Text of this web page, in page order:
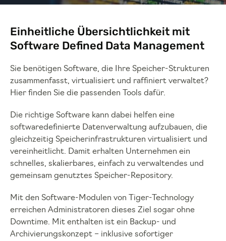
Einheitliche Übersichtlichkeit mit
Software Defined Data Management
Sie benötigen Software, die Ihre Speicher-Strukturen
zusammenfasst, virtualisiert und raffiniert verwaltet?
Hier finden Sie die passenden Tools dafür.
Die richtige Software kann dabei helfen eine
softwaredefinierte Datenverwaltung aufzubauen, die
gleichzeitig Speicherinfrastrukturen virtualisiert und
vereinheitlicht. Damit erhalten Unternehmen ein
schnelles, skalierbares, einfach zu verwaltendes und
gemeinsam genutztes Speicher-Repository.
Mit den Software-Modulen von Tiger-Technology
erreichen Administratoren dieses Ziel sogar ohne
Downtime. Mit enthalten ist ein Backup- und
Archivierungskonzept – inklusive sofortiger